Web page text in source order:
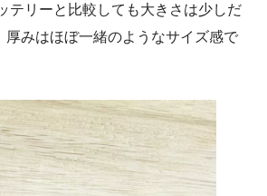
テリーと比較しても大きさは少しだ
厚みはほぼ一緒のようなサイズ感で